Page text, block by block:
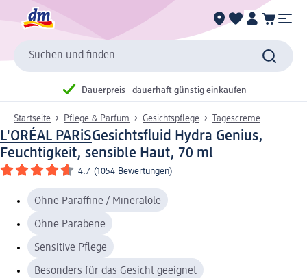
Suchen und finden
Dauerpreis - dauerhaft günstig einkaufen
Startseite Pflege & Parfum Gesichtspflege Tagescreme
L'ORÉAL PARiSGesichtsfluid Hydra Genius,
Feuchtigkeit, sensible Haut, 70 ml
4.7 (1054 Bewertungen)
Ohne Paraffine / Mineralöle
Ohne Parabene
Sensitive Pflege
Besonders für das Gesicht geeignet